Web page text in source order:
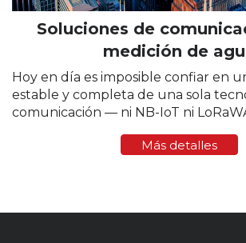
Soluciones de
medición de
Hoy en día es imposible confiar en
estable y completa de una sola
comunicación — ni NB-IoT ni
otra y, a veces, incluso dentro...
Más detalles